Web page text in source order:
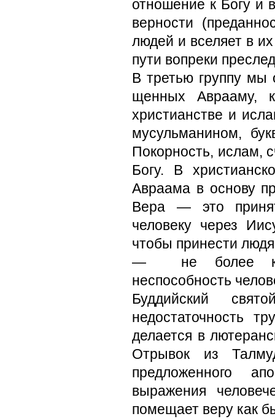
отноше­ние к Богу
верности
людей и вселяет в
пути вопреки
В третью группу мы
щенных Аврааму,
христианстве и
мусульманином,
Покорность, ислам,
Богу. В
Авраама в основу
Вера — это
человеку через
чтобы принести
— не более как
неспособность
Буддийский
недостаточность
делается в
Отрывок из
предложенного
выражения
помещает веру как